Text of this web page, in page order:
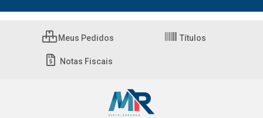
Meus Pedidos Títulos
Notas Fiscais